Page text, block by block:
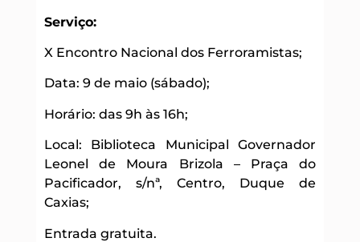
Serviço:
X Encontro Nacional dos Ferroramistas;
Data: 9 de maio (sábado);
Horário: das 9h às 16h;
Local: Biblioteca Municipal Governador
Leonel de Moura Brizola – Praça do
Pacificador, s/nª, Centro, Duque de
Caxias;
Entrada gratuita.